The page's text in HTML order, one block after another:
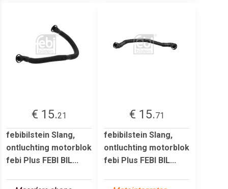
€ 15.21
febibilstein Slang,
ontluchting motorblok
febi Plus FEBI BIL...
€ 15.71
febibilstein Slang,
ontluchting motorblok
febi Plus FEBI BIL...